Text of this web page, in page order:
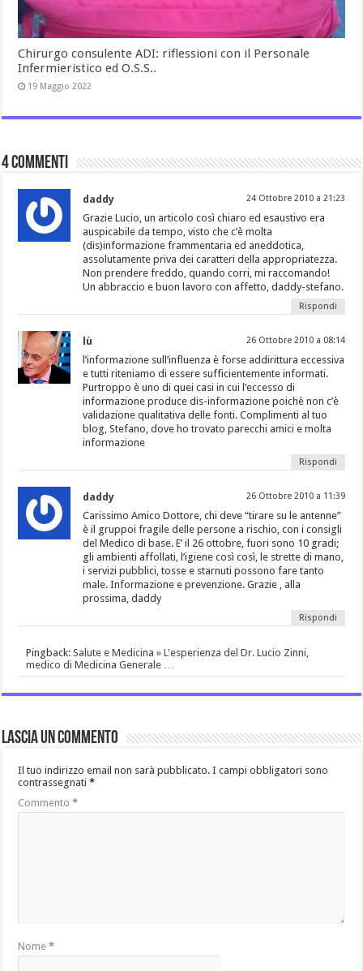
Chirurgo consulente ADI: riflessioni con il Personale
Infermieristico ed O.S.S..
19 Maggio 2022
4 commenti
daddy 24 Ottobre 2010 a 21:23
Grazie Lucio, un articolo così chiaro ed esaustivo era
auspicabile da tempo, visto che c’è molta
(dis)informazione frammentaria ed aneddotica,
assolutamente priva dei caratteri della appropriatezza.
Non prendere freddo, quando corri, mi raccomando!
Un abbraccio e buon lavoro con affetto, daddy-stefano.
Rispondi
lù 26 Ottobre 2010 a 08:14
l’informazione sull’influenza è forse addirittura eccessiva
e tutti riteniamo di essere sufficientemente informati.
Purtroppo è uno di quei casi in cui l’eccesso di
informazione produce dis-informazione poichè non c’è
validazione qualitativa delle fonti. Complimenti al tuo
blog, Stefano, dove ho trovato parecchi amici e molta
informazione
Rispondi
daddy 26 Ottobre 2010 a 11:39
Carissimo Amico Dottore, chi deve “tirare su le antenne”
è il gruppoi fragile delle persone a rischio, con i consigli
del Medico di base. E’ il 26 ottobre, fuori sono 10 gradi;
gli ambienti affollati, l’igiene così così, le strette di mano,
i servizi pubblici, tosse e starnuti possono fare tanto
male. Informazione e prevenzione. Grazie , alla
prossima, daddy
Rispondi
Pingback:Salute e Medicina » L'esperienza del Dr. Lucio Zinni,
medico di Medicina Generale …
Lascia un commento
Il tuo indirizzo email non sarà pubblicato. I campi obbligatori sono
contrassegnati*
Commento*
Nome*